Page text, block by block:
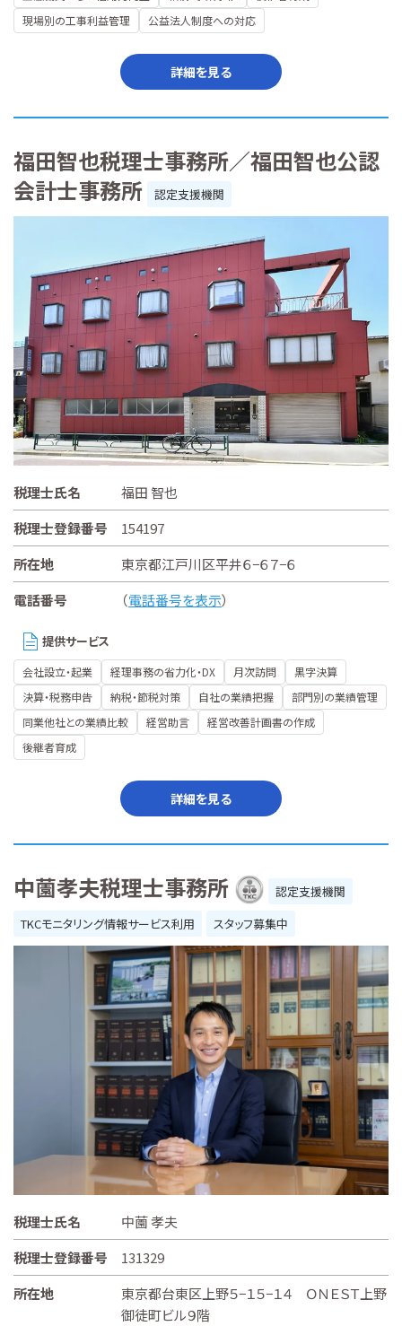
現場別の工事利益管理
公益法人制度への対応
詳細を見る
福田智也税理士事務所／福田智也公認
会計士事務所
認定支援機関
税理士氏名
福田 智也
税理士登録番号
154197
所在地
東京都江戸川区平井６−６７−６
電話番号
（電話番号を表示）
提供サービス
会社設立・起業 経理事務の省力化・DX 月次訪問
黒字決算
決算・税務申告
納税・節税対策 自社の業績把握
部門別の業績管理
同業他社との業績比較
経営助言
経営改善計画書の作成
後継者育成
詳細を見る
中薗孝夫税理士事務所
認定支援機関
TKCモニタリング情報サービス利用
スタッフ募集中
税理士氏名
中薗 孝夫
税理士登録番号
131329
所在地
東京都台東区上野５−１５−１４ ＯＮＥＳＴ上野
御徒町ビル９階